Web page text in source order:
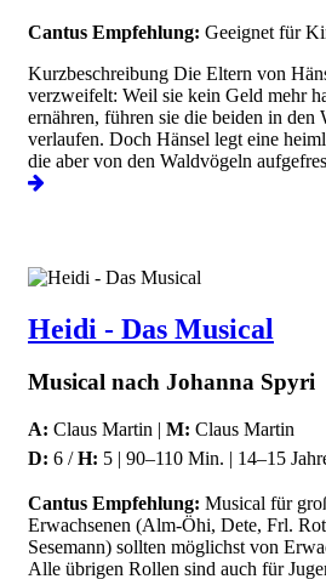
Cantus Empfehlung: Geeignet für
Kurzbeschreibung Die Eltern von
verzweifelt: Weil sie kein Geld mehr
ernähren, führen sie die beiden in den
verlaufen. Doch Hänsel legt eine
die aber von den Waldvögeln
Heidi - Das Musical
Musical nach Johanna Spyri
A: Claus Martin | M: Claus Martin
D: 6 /H: 5 | 90–110 Min. | 14–15
Cantus Empfehlung: Musical für
Erwachsenen (Alm-Öhi, Dete, Frl.
Sesemann) sollten möglichst von
Alle übrigen Rollen sind auch für